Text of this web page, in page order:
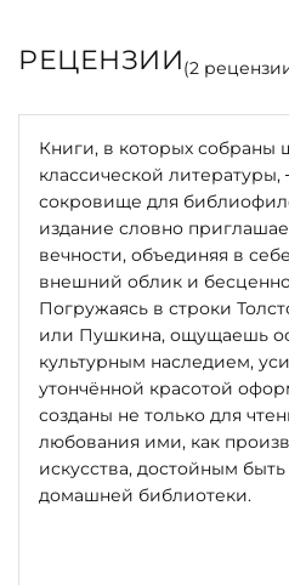
РЕЦЕНЗИИ(2
Книги, в которых собраны
классической
сокровище для
издание словно
вечности, объединяя в
внешний облик и
Погружаясь в строки
или Пушкина, ощущаешь
культурным наследием,
утончённой красотой
созданы не только для
любования ими, как
искусства, достойным
домашней библиотеки.